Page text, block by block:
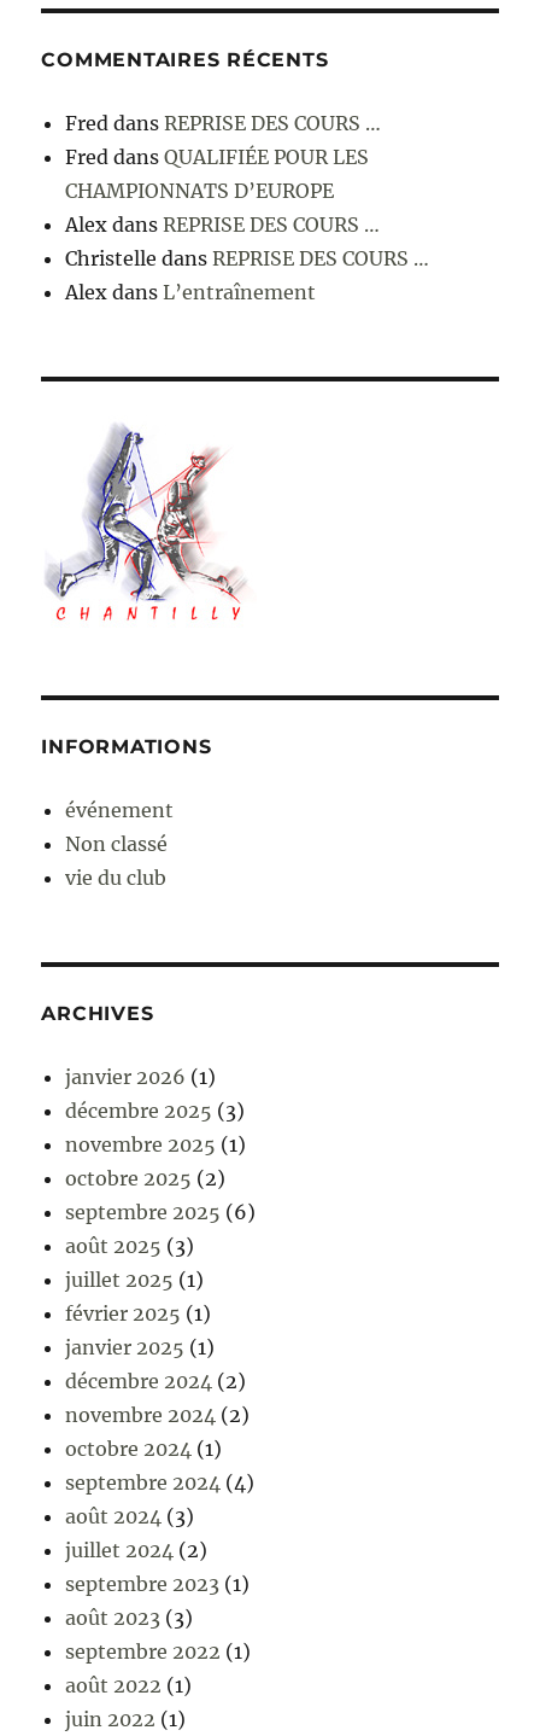
COMMENTAIRES RÉCENTS
Fred dansREPRISE DES COURS …
Fred dansQUALIFIÉE POUR LES
CHAMPIONNATS D’EUROPE
Alex dansREPRISE DES COURS …
Christelle dansREPRISE DES COURS …
Alex dansL’entraînement
INFORMATIONS
événement
Non classé
vie du club
ARCHIVES
janvier 2026 (1)
décembre 2025 (3)
novembre 2025 (1)
octobre 2025 (2)
septembre 2025 (6)
août 2025 (3)
juillet 2025 (1)
février 2025 (1)
janvier 2025 (1)
décembre 2024 (2)
novembre 2024 (2)
octobre 2024 (1)
septembre 2024 (4)
août 2024 (3)
juillet 2024 (2)
septembre 2023 (1)
août 2023 (3)
septembre 2022 (1)
août 2022 (1)
juin 2022 (1)